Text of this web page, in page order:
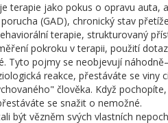
terapie jako pokus o opravu auta,
(GAD), chronický stav
terapie, strukturovaný
pokroku v terapii, použití
Tyto pojmy se neobjevují
reakce, přestáváte se viny
člověka. Když
se snažit o nemožné.
být vězněm svých vlastních